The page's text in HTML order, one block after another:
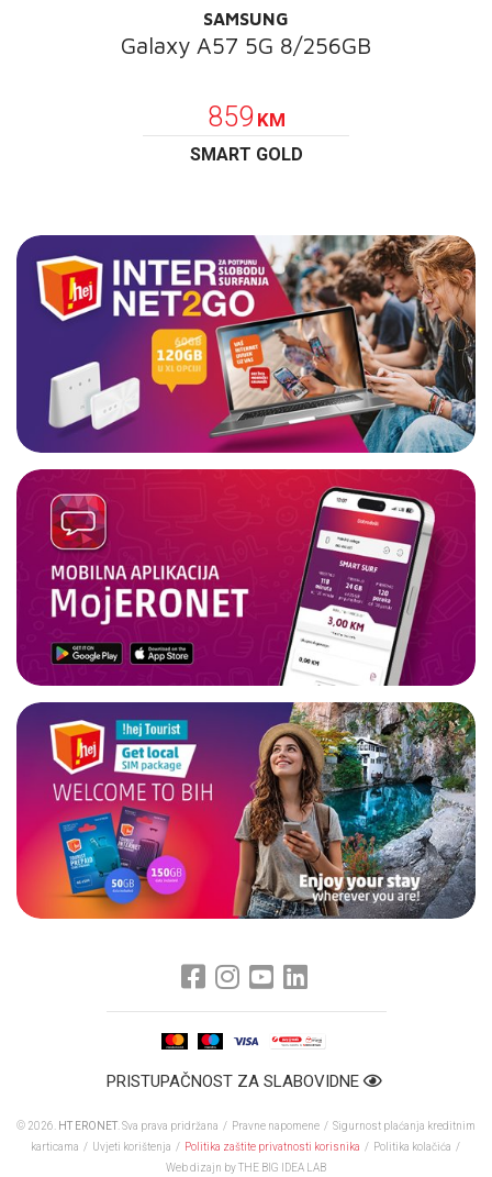
SAMSUNG
Galaxy A57 5G 8/256GB
859 KM
SMART GOLD
PRISTUPAČNOST ZA SLABOVIDNE
© 2026. HT ERONET. Sva prava pridržana / Pravne napomene / Sigurnost plaćanja kreditnim
karticama / Uvjeti korištenja / Politika zaštite privatnosti korisnika / Politika kolačića /
Web dizajn by THE BIG IDEA LAB